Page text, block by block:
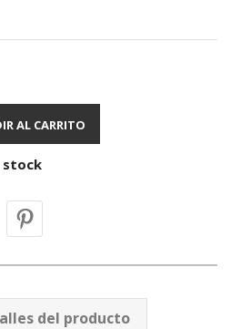
AL CARRITO
stock
del producto